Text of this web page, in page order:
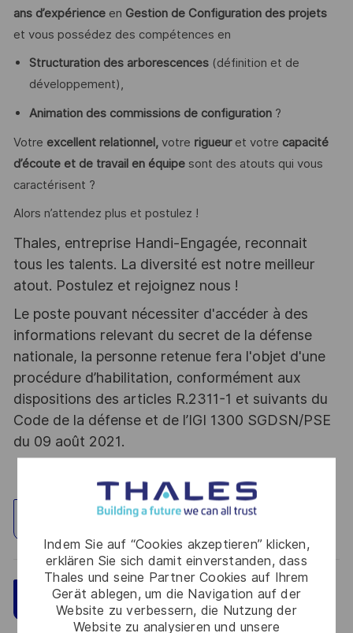
Indem Sie auf “Cookies akzeptieren” klicken,
erklären Sie sich damit einverstanden, dass
Thales und seine Partner Cookies auf Ihrem
Gerät ablegen, um die Navigation auf der
Website zu verbessern, die Nutzung der
Website zu analysieren und unsere
ans d’expérienceen Gestion de Configuration des projets
et vous possédez des compétences en
Structuration des arborescences(définition et de
développement),
Animation des commissions de configuration ?
Votre excellent relationnel,votre rigueur et votre capacité
d’écoute et de travail en équipe sont des atouts qui vous
caractérisent ?
Alors n’attendez plus et postulez !
Thales, entreprise Handi-Engagée, reconnait
tous les talents. La diversité est notre meilleur
atout. Postulez et rejoignez nous !
Le poste pouvant nécessiter d'accéder à des
informations relevant du secret de la défense
nationale, la personne retenue fera l'objet d'une
procédure d’habilitation, conformément aux
dispositions des articles R.2311-1 et suivants du
Code de la défense et de l’IGI 1300 SGDSN/PSE
du 09 août 2021.
Standort erkunden
Jetzt bewerben Speichern